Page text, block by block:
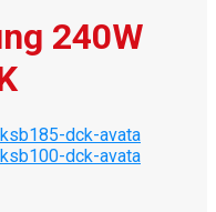
240W